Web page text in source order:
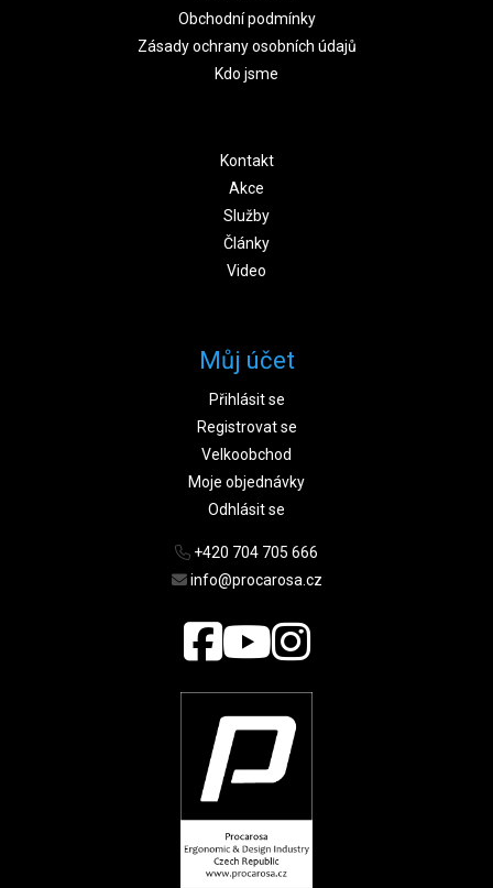
Obchodní podmínky
Zásady ochrany osobních údajů
Kdo jsme
Kontakt
Akce
Služby
Články
Video
Můj účet
Přihlásit se
Registrovat se
Velkoobchod
Moje objednávky
Odhlásit se
+420 704 705 666
info@procarosa.cz